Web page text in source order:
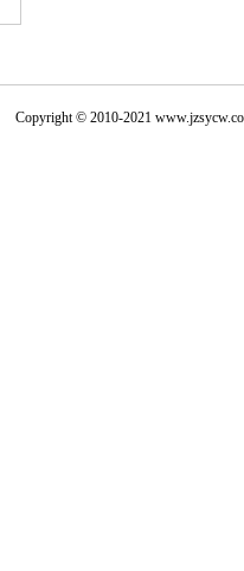
Copyright © 2010-2021